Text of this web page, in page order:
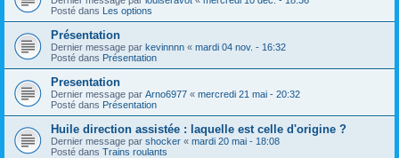
Posté dans Les options
Présentation
Dernier message par kevinnnn « mardi 04 nov. - 16:32
Posté dans Présentation
Presentation
Dernier message par Arno6977 « mercredi 21 mai - 20:32
Posté dans Présentation
Huile direction assistée : laquelle est celle d'origine ?
Dernier message par shocker « mardi 20 mai - 18:08
Posté dans Trains roulants